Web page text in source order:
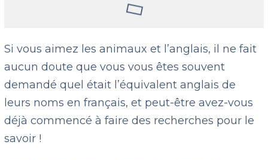
Si vous aimez les animaux et l’anglais, il ne fait
aucun doute que vous vous êtes souvent
demandé quel était l’équivalent anglais de
leurs noms en français, et peut-être avez-vous
déjà commencé à faire des recherches pour le
savoir !